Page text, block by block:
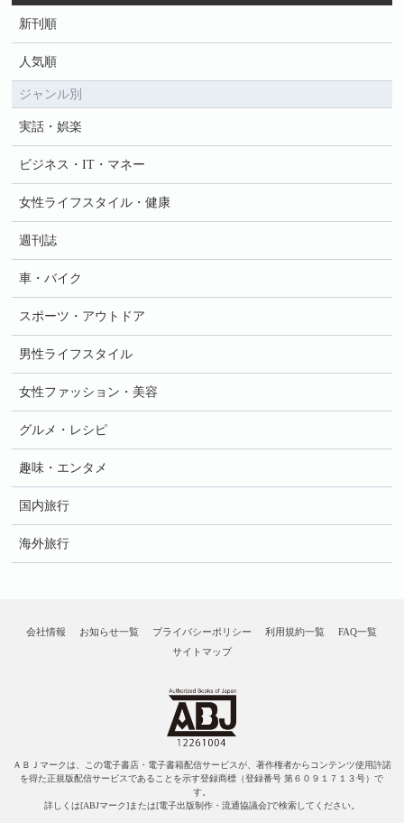
新刊順
人気順
ジャンル別
実話・娯楽
ビジネス・IT・マネー
女性ライフスタイル・健康
週刊誌
車・バイク
スポーツ・アウトドア
男性ライフスタイル
女性ファッション・美容
グルメ・レシピ
趣味・エンタメ
国内旅行
海外旅行
会社情報 お知らせ一覧 プライバシーポリシー 利用規約一覧
FAQ一覧
サイトマップ
ＡＢＪマークは、この電子書店・電子書籍配信サービスが、著作権者からコンテンツ使用許諾
を得た正規版配信サービスであることを示す登録商標（登録番号 第６０９１７１３号）で
す。
詳しくは[ABJマーク]または[電子出版制作・流通協議会]で検索してください。